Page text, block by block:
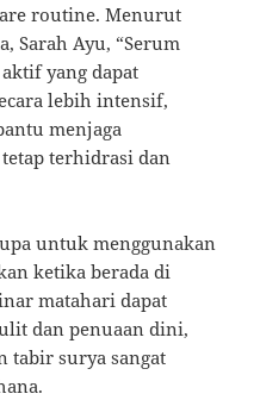
routine. Menurut
Sarah Ayu, “Serum
yang dapat
lebih intensif,
menjaga
terhidrasi dan
untuk menggunakan
ketika berada di
matahari dapat
dan penuaan dini,
tabir surya sangat